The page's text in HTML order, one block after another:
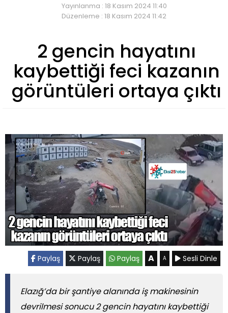
Yayınlanma : 18 Kasım 2024 11:40
Düzenleme : 18 Kasım 2024 11:42
2 gencin hayatını
kaybettiği feci kazanın
görüntüleri ortaya çıktı
Paylaş Paylaş Paylaş A A Sesli Dinle
Elazığ’da bir şantiye alanında iş makinesinin
devrilmesi sonucu 2 gencin hayatını kaybettiği